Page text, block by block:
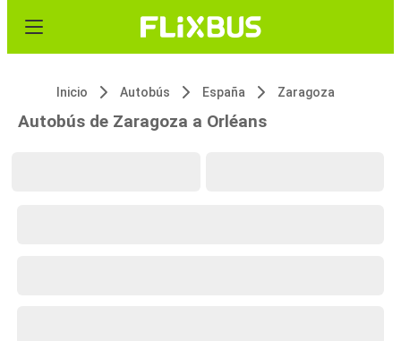
Inicio Autobús España Zaragoza
Autobús de Zaragoza a Orléans